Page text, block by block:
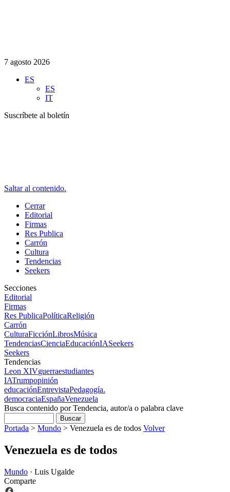
7 agosto 2026
ES
ES
IT
Suscríbete al boletín
Saltar al contenido.
Cerrar
Editorial
Firmas
Res Publica
Carrón
Cultura
Tendencias
Seekers
Secciones
Editorial
Firmas
Res PublicaPolíticaReligión
Carrón
CulturaFicciónLibrosMúsica
TendenciasCienciaEducaciónIASeekers
Seekers
Tendencias
Leon XIVguerraestudiantes
IATrumpopinión
educaciónEntrevistaPedagogía.
democraciaEspañaVenezuela
Busca contenido por Tendencia, autor/a o palabra clave
Portada > Mundo > Venezuela es de todos Volver
Venezuela es de todos
Mundo · Luis Ugalde
Comparte